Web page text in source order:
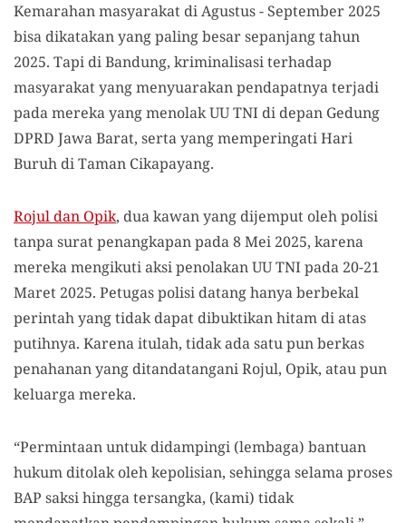
Kemarahan masyarakat di Agustus - September 2025
bisa dikatakan yang paling besar sepanjang tahun
2025. Tapi di Bandung, kriminalisasi terhadap
masyarakat yang menyuarakan pendapatnya terjadi
pada mereka yang menolak UU TNI di depan Gedung
DPRD Jawa Barat, serta yang memperingati Hari
Buruh di Taman Cikapayang.
Rojul dan Opik, dua kawan yang dijemput oleh polisi
tanpa surat penangkapan pada 8 Mei 2025, karena
mereka mengikuti aksi penolakan UU TNI pada 20-21
Maret 2025. Petugas polisi datang hanya berbekal
perintah yang tidak dapat dibuktikan hitam di atas
putihnya. Karena itulah, tidak ada satu pun berkas
penahanan yang ditandatangani Rojul, Opik, atau pun
keluarga mereka.
“Permintaan untuk didampingi (lembaga) bantuan
hukum ditolak oleh kepolisian, sehingga selama proses
BAP saksi hingga tersangka, (kami) tidak